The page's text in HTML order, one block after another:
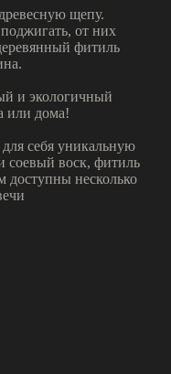
щепу.
от них
фитиль
и экологичный
или дома!
себя уникальную
соевый воск, фитиль
несколько